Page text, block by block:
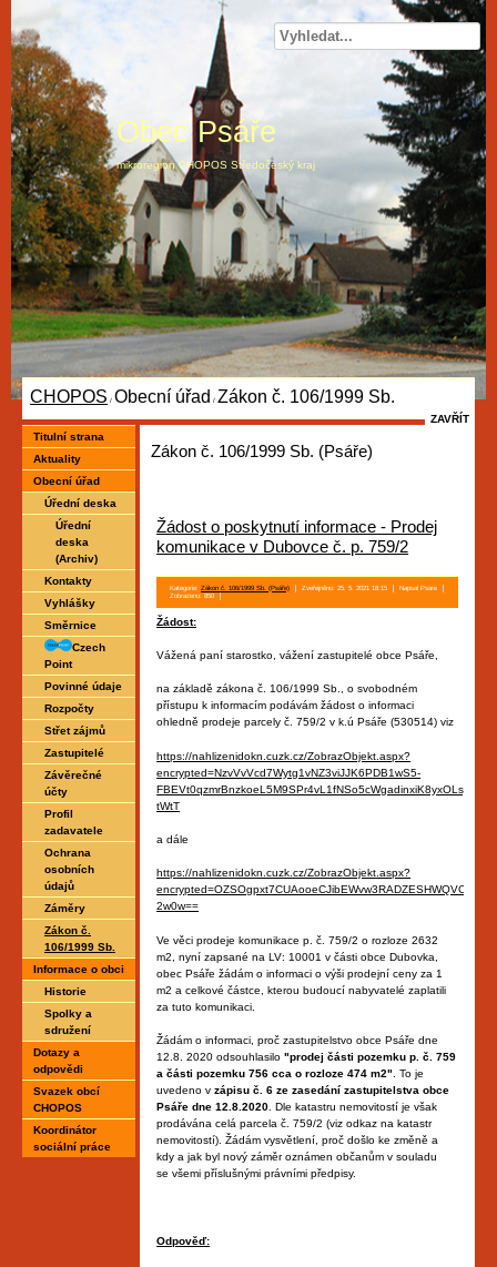
Obec Psáře
mikroregion CHOPOS Středočeský kraj
CHOPOS / Obecní úřad / Zákon č. 106/1999 Sb.
Titulní strana
Aktuality
Obecní úřad
Úřední deska
Úřední
deska
(Archiv)
Kontakty
Vyhlášky
Směrnice
Czech
Point
Povinné údaje
Rozpočty
Střet zájmů
Zastupitelé
Závěrečné
účty
Profil
zadavatele
Ochrana
osobních
údajů
Záměry
Zákon č.
106/1999 Sb.
Informace o obci
Historie
Spolky a
sdružení
Dotazy a
odpovědi
Svazek obcí
CHOPOS
Koordinátor
sociální práce
Zákon č. 106/1999 Sb. (Psáře)
Žádost o poskytnutí informace - Prodej
komunikace v Dubovce č. p. 759/2
Kategorie:Zákon č. 106/1999 Sb. (Psáře) Zveřejněno: 25. 5. 2021 18:15
Napsal Psare
Zobrazeno: 850
Žádost:
Vážená paní starostko, vážení zastupitelé obce Psáře,
na základě zákona č. 106/1999 Sb., o svobodném
přístupu k informacím podávám žádost o informaci
ohledně prodeje parcely č. 759/2 v k.ú Psáře (530514) viz
https://nahlizenidokn.cuzk.cz/ZobrazObjekt.aspx?
encrypted=NzvVvVcd7Wytg1vNZ3viJJK6PDB1wS5-
tWtT
a dále
https://nahlizenidokn.cuzk.cz/ZobrazObjekt.aspx?
2w0w==
Ve věci prodeje komunikace p. č. 759/2 o rozloze 2632
m2, nyní zapsané na LV: 10001 v části obce Dubovka,
obec Psáře žádám o informaci o výši prodejní ceny za 1
m2 a celkové částce, kterou budoucí nabyvatelé zaplatili
za tuto komunikaci.
Žádám o informaci, proč zastupitelstvo obce Psáře dne
12.8. 2020 odsouhlasilo"prodej části pozemku p. č. 759
a části pozemku 756 cca o rozloze 474 m2" . To je
uvedeno vzápisu č. 6 ze zasedání zastupitelstva obce
Psáře dne 12.8.2020 . Dle katastru nemovitostí je však
prodávána celá parcela č. 759/2 (viz odkaz na katastr
nemovitostí). Žádám vysvětlení, proč došlo ke změně a
kdy a jak byl nový záměr oznámen občanům v souladu
se všemi příslušnými právními předpisy.
Odpověď:
ZAVŘÍT